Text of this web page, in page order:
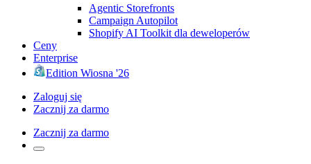
Agentic Storefronts
Campaign Autopilot
Shopify AI Toolkit dla deweloperów
Ceny
Enterprise
Edition Wiosna '26
Zaloguj się
Zacznij za darmo
Zacznij za darmo